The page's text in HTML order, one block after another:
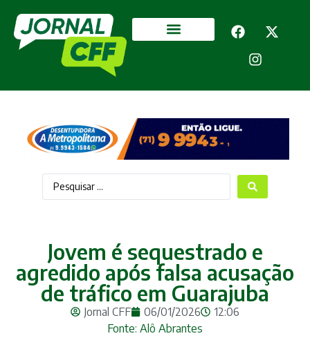
Jovem é sequestrado e
agredido após falsa acusação
de tráfico em Guarajuba
Jornal CFF 06/01/2026
12:06
Fonte: Alô Abrantes